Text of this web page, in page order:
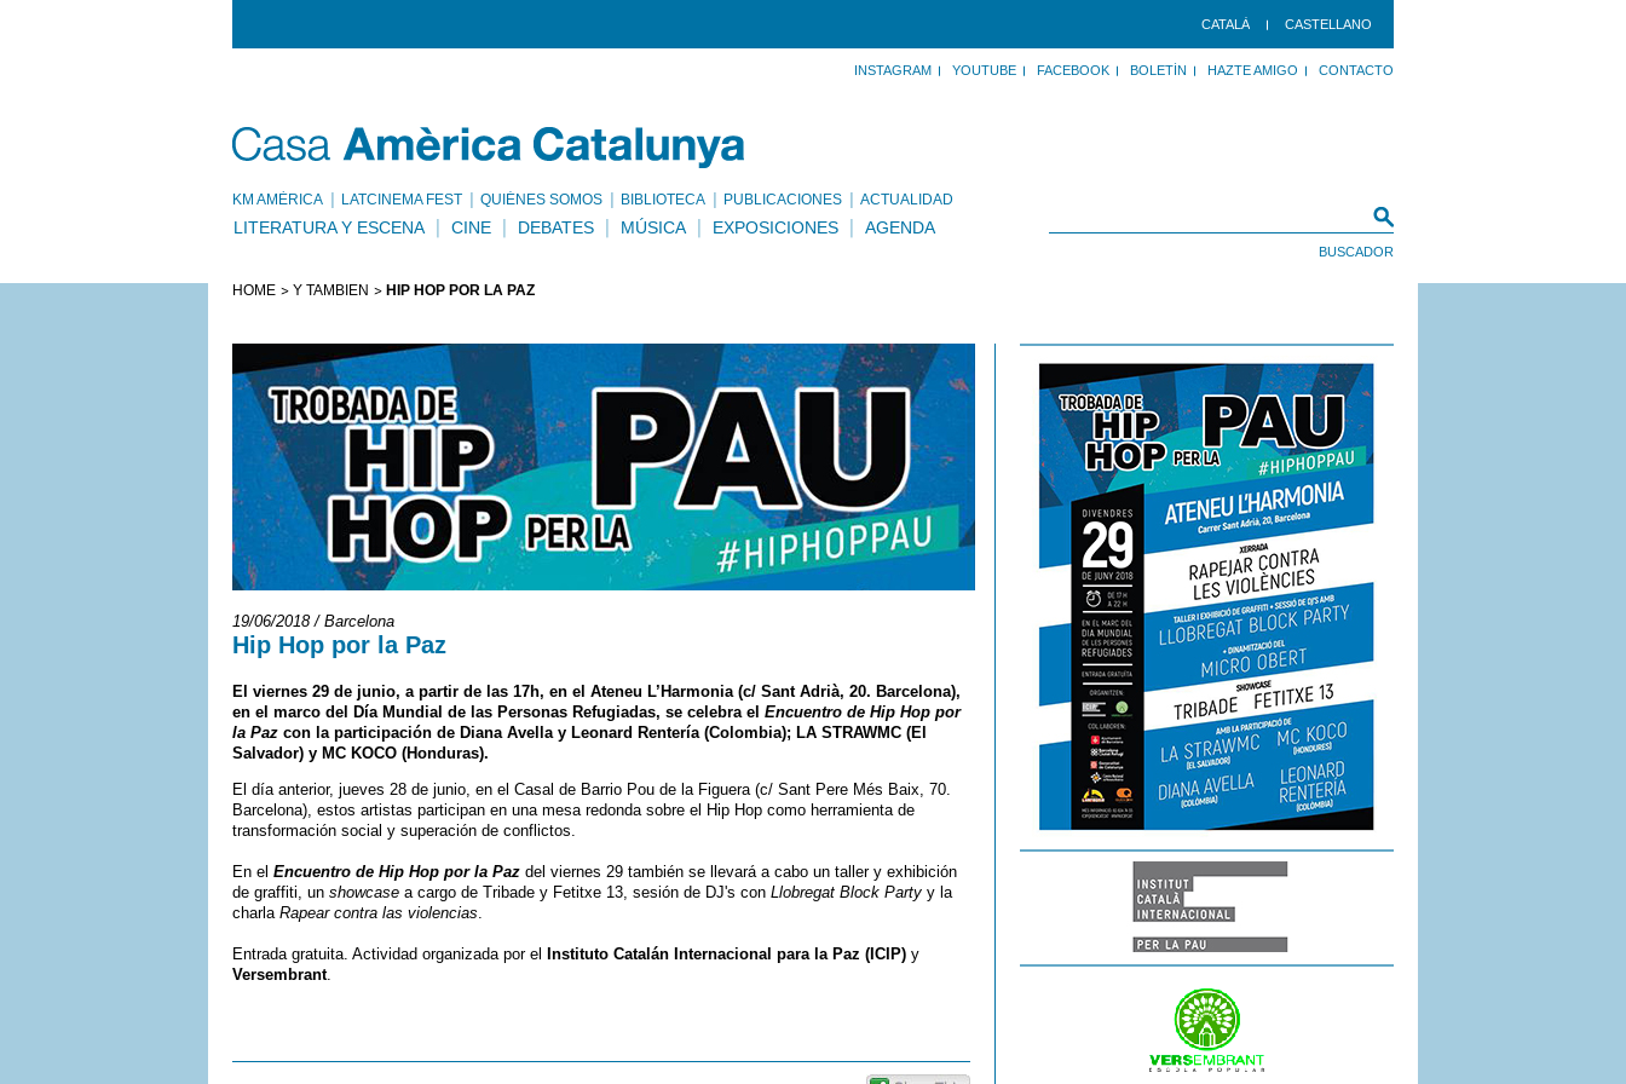
CATALÀ CASTELLANO
INSTAGRAM YOUTUBE FACEBOOK BOLETÍN HAZTE AMIGO CONTACTO
KM AMÈRICA LATCINEMA FEST QUIÉNES SOMOS BIBLIOTECA PUBLICACIONES ACTUALIDAD
LITERATURA Y ESCENA CINE DEBATES MÚSICA EXPOSICIONES AGENDA
HOME Y TAMBIÉN HIP HOP POR LA PAZ
19/06/2018 / Barcelona
Hip Hop por la Paz
El viernes 29 de junio, a partir de las 17h, en el Ateneu L’Harmonia (c/ Sant Adrià, 20. Barcelona),
en el marco del Día Mundial de las Personas Refugiadas, se celebra el Encuentro de Hip Hop por
la Paz con la participación de Diana Avella y Leonard Rentería (Colombia); LA STRAWMC (El
Salvador) y MC KOCO (Honduras).
El día anterior, jueves 28 de junio, en el Casal de Barrio Pou de la Figuera (c/ Sant Pere Més Baix, 70.
Barcelona), estos artistas participan en una mesa redonda sobre el Hip Hop como herramienta de
transformación social y superación de conflictos.
En el Encuentro de Hip Hop por la Paz del viernes 29 también se llevará a cabo un taller y exhibición
de graffiti, un showcase a cargo de Tribade y Fetitxe 13, sesión de DJ's con Llobregat Block Party y la
charla Rapear contra las violencias.
Entrada gratuita. Actividad organizada por el Instituto Catalán Internacional para la Paz (ICIP) y
Versembrant.